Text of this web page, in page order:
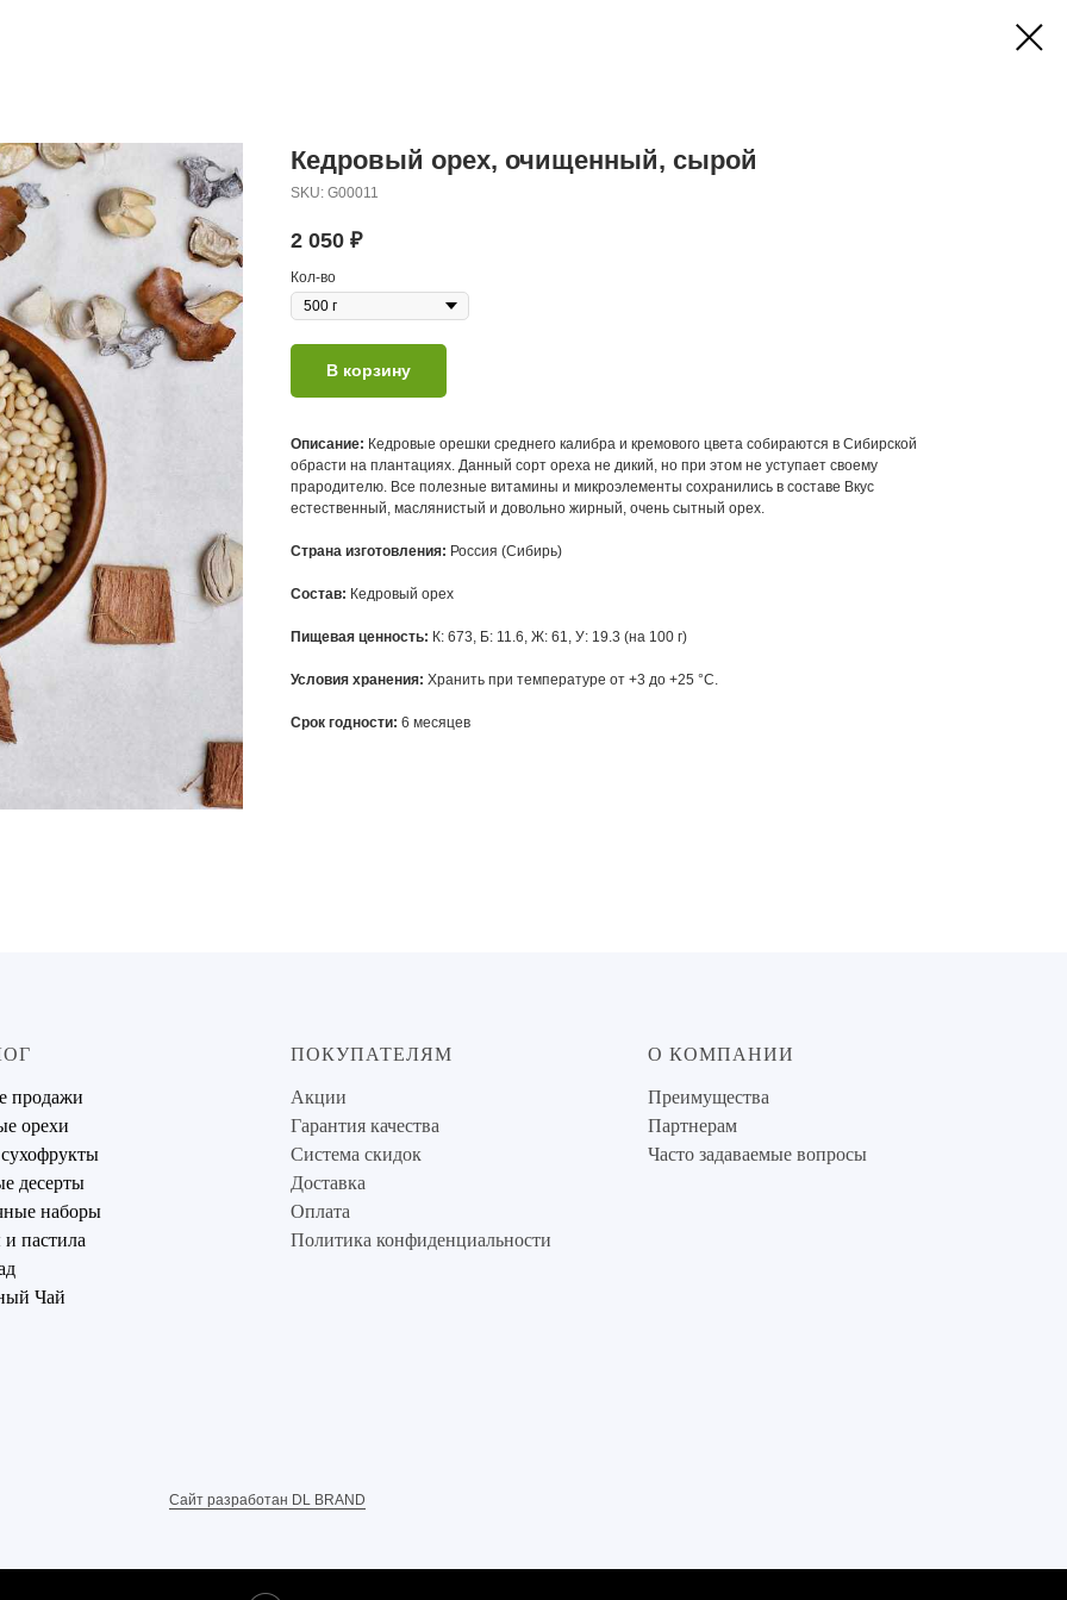
Кедровый орех, очищенный, сырой
SKU: G00011
2 050 ₽
Кол-во
В корзину
Описание: Кедровые орешки среднего калибра и кремового цвета собираются в Сибирской
обрасти на плантациях. Данный сорт ореха не дикий, но при этом не уступает своему
прародителю. Все полезные витамины и микроэлементы сохранились в составе Вкус
естественный, маслянистый и довольно жирный, очень сытный орех.
Страна изготовления: Россия (Сибирь)
Состав: Кедровый орех
Пищевая ценность: К: 673, Б: 11.6, Ж: 61, У: 19.3 (на 100 г)
Условия хранения: Хранить при температуре от +3 до +25 °С.
Срок годности: 6 месяцев
продажи
орехи
десерты
наборы
пастила
Чай
ПОКУПАТЕЛЯМ
Акции
Гарантия качества
Система скидок
Доставка
Оплата
Политика конфиденциальности
О КОМПАНИИ
Преимущества
Партнерам
Часто задаваемые вопросы
Сайт разработан DL BRAND